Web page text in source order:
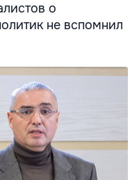
о
не вспомнил